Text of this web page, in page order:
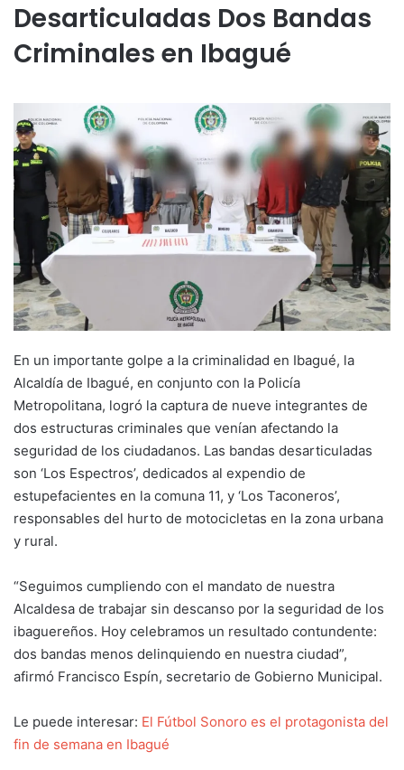
Desarticuladas Dos Bandas
Criminales en Ibagué
En un importante golpe a la criminalidad en Ibagué, la
Alcaldía de Ibagué, en conjunto con la Policía
Metropolitana, logró la captura de nueve integrantes de
dos estructuras criminales que venían afectando la
seguridad de los ciudadanos. Las bandas desarticuladas
son ‘Los Espectros’, dedicados al expendio de
estupefacientes en la comuna 11, y ‘Los Taconeros’,
responsables del hurto de motocicletas en la zona urbana
y rural.
“Seguimos cumpliendo con el mandato de nuestra
Alcaldesa de trabajar sin descanso por la seguridad de los
ibaguereños. Hoy celebramos un resultado contundente:
dos bandas menos delinquiendo en nuestra ciudad”,
afirmó Francisco Espín, secretario de Gobierno Municipal.
Le puede interesar: El Fútbol Sonoro es el protagonista del
fin de semana en Ibagué